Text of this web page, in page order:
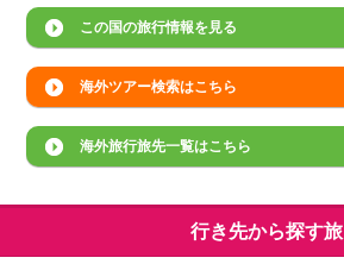
この国の旅行情報を見る
海外ツアー検索はこちら
海外旅行旅先一覧はこちら
行き先から探す旅